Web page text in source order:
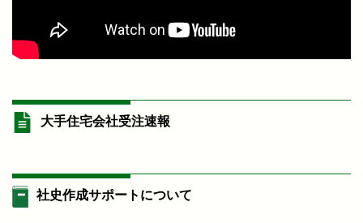
大手住宅会社受注速報
社史作成サポートについて